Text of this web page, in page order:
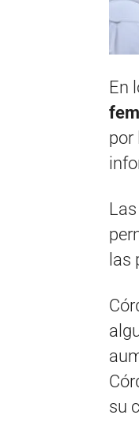
En
por
las
su